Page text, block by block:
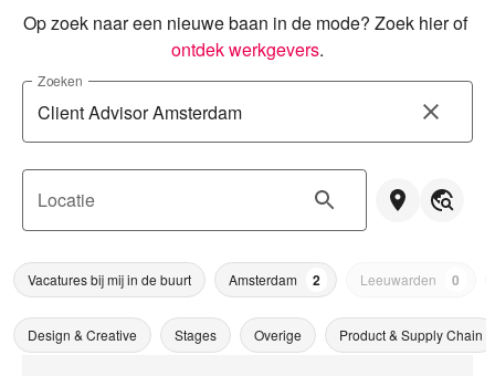
Op zoek naar een nieuwe baan in de mode? Zoek hier of
ontdek werkgevers.
Zoeken
Locatie
Vacatures bij mij in de buurt Amsterdam 2 Leeuwarden 0
Design & Creative Stages Overige Product & Supply Chain